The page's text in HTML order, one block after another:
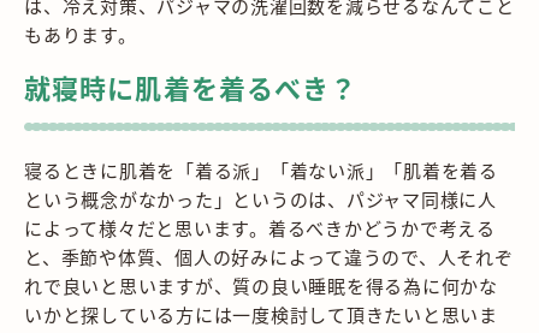
は、冷え対策、パジャマの洗濯回数を減らせるなんてこと
もあります。
就寝時に肌着を着るべき？
寝るときに肌着を「着る派」「着ない派」「肌着を着る
という概念がなかった」というのは、パジャマ同様に人
によって様々だと思います。着るべきかどうかで考える
と、季節や体質、個人の好みによって違うので、人それぞ
れで良いと思いますが、質の良い睡眠を得る為に何かな
いかと探している方には一度検討して頂きたいと思いま